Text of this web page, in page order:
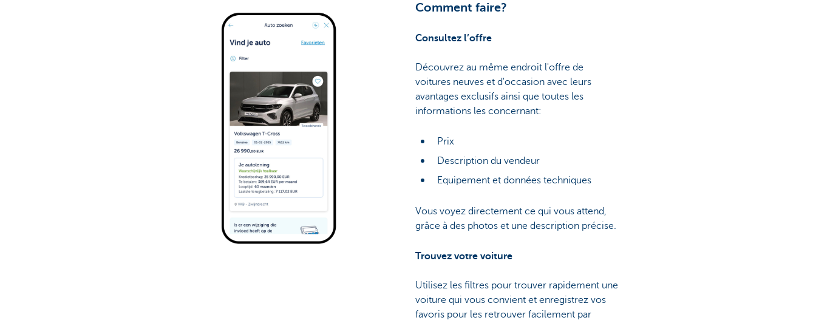
Comment faire?
Consultez l’offre
Découvrez au même endroit l'offre de
voitures neuves et d'occasion avec leurs
avantages exclusifs ainsi que toutes les
informations les concernant:
Prix
Description du vendeur
Equipement et données techniques
Vous voyez directement ce qui vous attend,
grâce à des photos et une description précise.
Trouvez votre voiture
Utilisez les filtres pour trouver rapidement une
voiture qui vous convient et enregistrez vos
favoris pour les retrouver facilement par